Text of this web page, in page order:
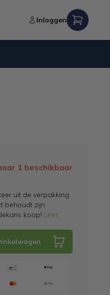
Inloggen
1 beschikbaar
uit de verpakking
behoudt zijn
koop! Lees